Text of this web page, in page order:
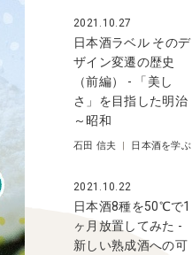
2021.10.27
日本酒ラベル そのデ
ザイン変遷の歴史
（前編） - 「美し
さ」を目指した明治
～昭和
石田 信夫 | 日本酒を学ぶ
2021.10.22
日本酒8種を50℃で1
ヶ月放置してみた -
新しい熟成酒への可